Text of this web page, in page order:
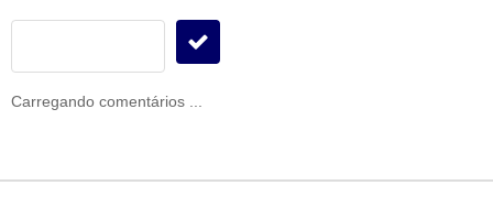
Carregando comentários ...